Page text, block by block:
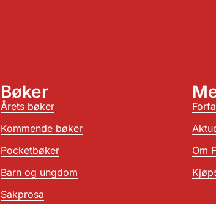
Bøker
Årets bøker
Kommende bøker
Pocketbøker
Barn og ungdom
Sakprosa
Om